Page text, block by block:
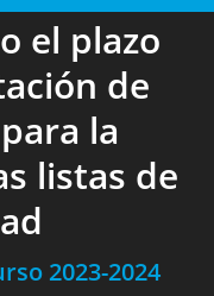
el plazo
de
la
listas de
2023-2024